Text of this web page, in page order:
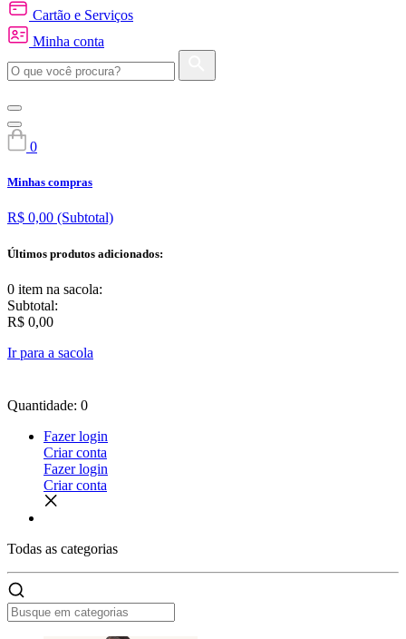
Cartão e Serviços
Minha conta
0
Minhas compras
R$ 0,00 (Subtotal)
Últimos produtos adicionados:
0 item na sacola:
Subtotal:
R$ 0,00
Ir para a sacola
Quantidade: 0
Fazer login
Criar conta
Fazer login
Criar conta
Todas as categorias